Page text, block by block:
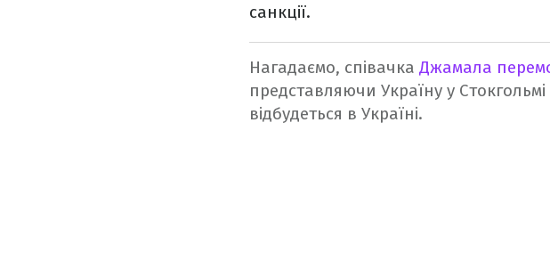
санкції.
Нагадаємо, співачка Джамала
представляючи Україну у
відбудеться в Україні.